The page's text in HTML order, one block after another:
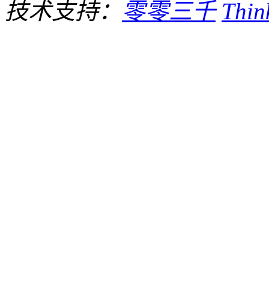
技术支持： 零零三千